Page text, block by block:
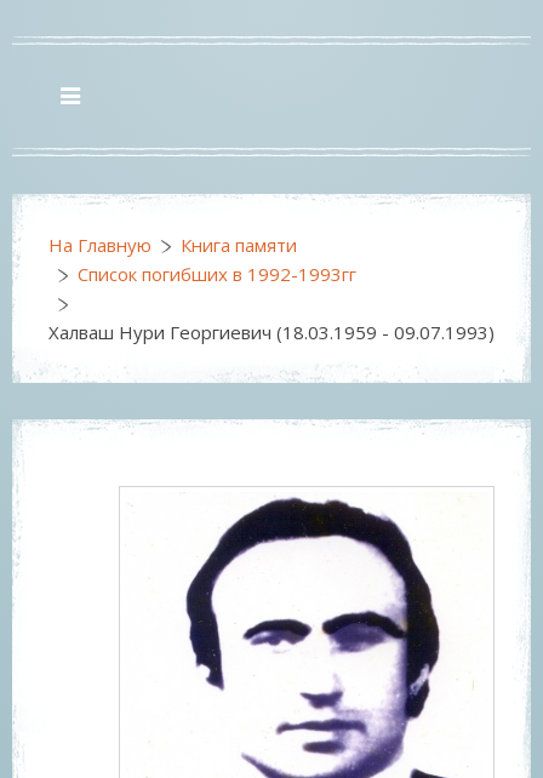
На Главную
Книга памяти
Список погибших в 1992-1993гг
Халваш Нури Георгиевич (18.03.1959 - 09.07.1993)